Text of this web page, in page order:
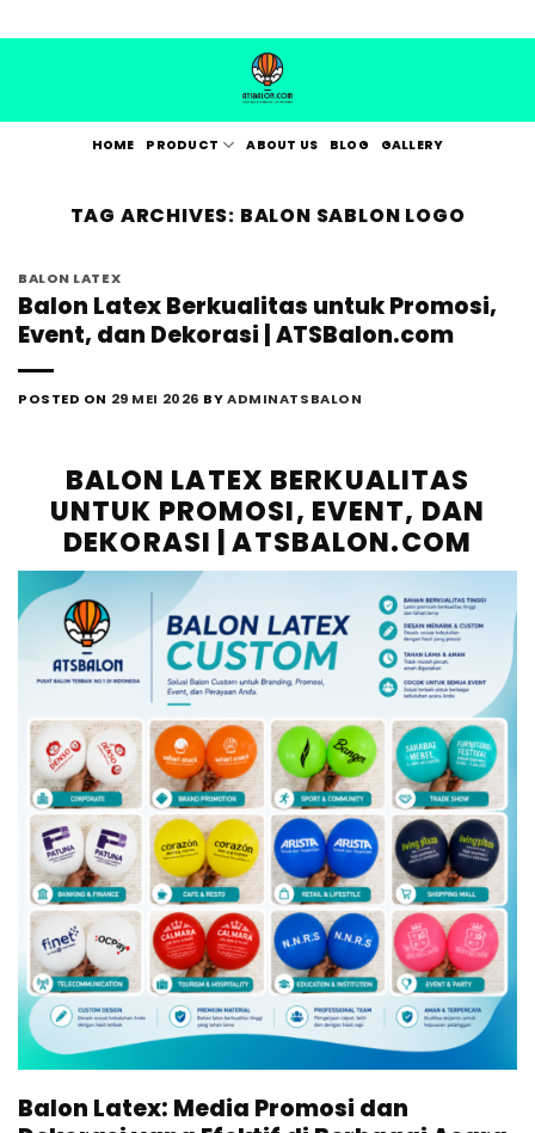
to
HOME PRODUCT ABOUT US BLOG GALLERY
TAG ARCHIVES: BALON SABLON LOGO
BALON LATEX
Balon Latex Berkualitas untuk Promosi,
Event, dan Dekorasi | ATSBalon.com
POSTED ON 29 MEI 2026 BYADMINATSBALON
BALON LATEX BERKUALITAS
UNTUK PROMOSI, EVENT, DAN
DEKORASI | ATSBALON.COM
Balon Latex: Media Promosi dan